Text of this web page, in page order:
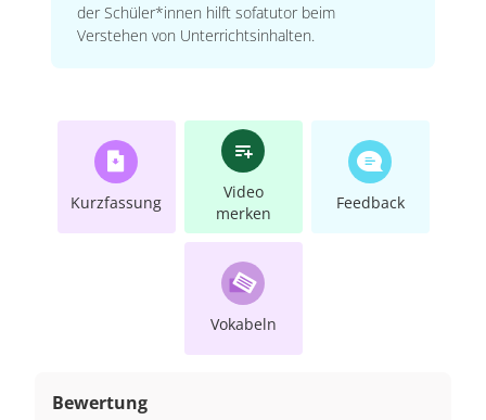
der Schüler*innen hilft sofatutor beim
Verstehen von Unterrichtsinhalten.
Kurzfassung
Video
merken
Feedback
Vokabeln
Bewertung